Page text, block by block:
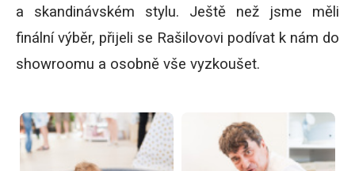
a skandinávském stylu. Ještě než jsme měli
finální výběr, přijeli se Rašilovovi podívat k nám do
showroomu a osobně vše vyzkoušet.